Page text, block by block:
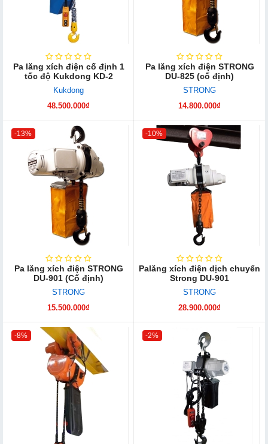
Pa lăng xích điện cố định 1
tốc độ Kukdong KD-2
Kukdong
48.500.000₫
Pa lăng xích điện STRONG
DU-825 (cố định)
STRONG
14.800.000₫
-13%
Pa lăng xích điện STRONG
DU-901 (Cố định)
STRONG
15.500.000₫
-10%
Palăng xích điện dịch chuyển
Strong DU-901
STRONG
28.900.000₫
-8% -2%